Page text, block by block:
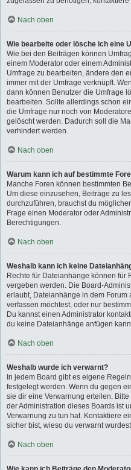
Nach oben
Wie bearbeite oder lösche ich eine
Wie bei den Beiträgen können
einem Moderator oder einem
Umfrage zu bearbeiten, ändere den
immer mit der Umfrage verknüpft.
dann können Benutzer die Umfrage
bearbeiten. Sollte allerdings schon
die Umfrage nur noch von
gelöscht werden. Dadurch soll die
verhindert werden.
Nach oben
Warum kann ich auf bestimmte
Manche Foren können bestimmten
Um diese einzusehen, Beiträge zu
durchzuführen, brauchst du
Frage einen Moderator oder
Berechtigungen.
Nach oben
Weshalb kann ich keine
Rechte für Dateianhänge können für
vergeben werden. Die Board-
erlaubt, Dateianhänge in dem
verfassen möchtest, oder nur
Du kannst einen Administrator
du keine Dateianhänge anfügen
Nach oben
Weshalb wurde ich verwarnt?
In jedem Board gibt es eigene
festgelegt werden. Wenn du gegen
sie dir eine Verwarnung erteilen.
der Administration dieses Boards ist
Verwarnung zu tun hat. Kontaktiere
sicher bist, wieso du verwarnt
Nach oben